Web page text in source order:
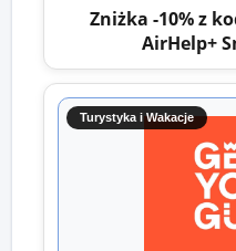
Zniżka -10% z
AirHelp+
Turystyka i Wakacje